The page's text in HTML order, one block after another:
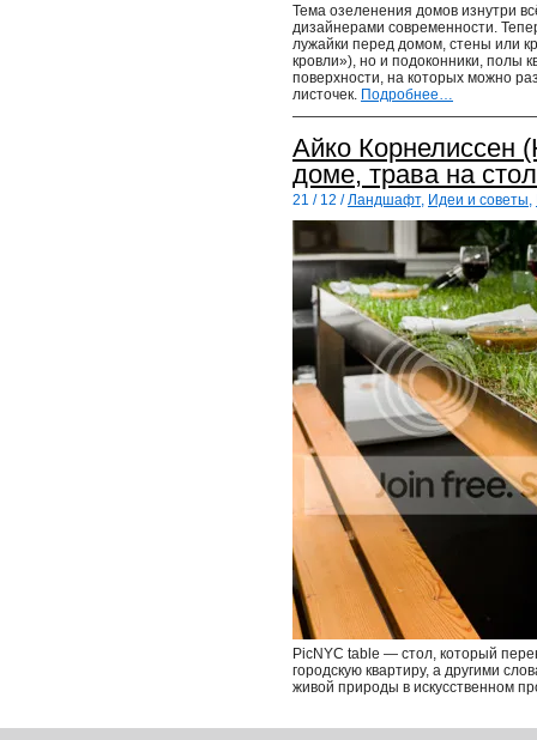
Тема озеленения домов изнутри
дизайнерами современности.
лужайки перед домом, стены или
кровли»), но и подоконники, полы
поверхности, на которых можно
листочек. Подробнее…
Айко Корнелиссен
доме, трава на
21 / 12 /Ландшафт, Идеи и советы,
PicNYC table — стол, который
городскую квартиру, а другими
живой природы в искусственном